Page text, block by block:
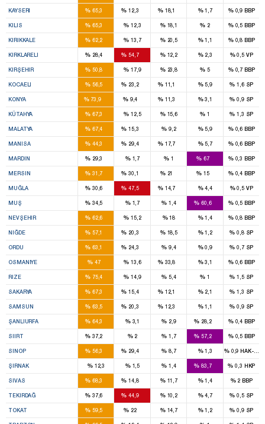
KAYSERI %65,3 % 12,3 %18,1 %1,7 %0,9BBP
KILIS %65,3 % 12,3 %18,1 % 2 %0,5BBP
KIRIKKALE %62,2 % 13,7 %20,5 %1,1 %0,8BBP
KIRKLARELI %28,4 % 54,7 %12,2 %2,3 %0,5VP
KIRŞEHIR %50,8 % 17,9 %23,8 % 5 %0,7BBP
KOCAELI %56,5 % 23,2 %11,1 %5,9 % 1,6 SP
KONYA %73,9 %9,4 %11,3 %3,1 % 0,9 SP
KÜTAHYA %67,3 % 12,5 %15,6 % 1 % 1,3 SP
MALATYA %67,4 % 15,3 % 9,2 %5,9 %0,6BBP
MANISA %44,3 % 29,4 %17,7 %5,7 %0,6BBP
MARDIN %29,3 %1,7 %1 % 67 %0,3BBP
MERSIN %31,7 % 30,1 %21 % 15 %0,4BBP
MUĞLA %30,6 % 47,5 %14,7 %4,4 %0,5VP
MUŞ %34,5 %1,7 % 1,4 % 60,6 %0,5BBP
NEVŞEHIR %62,6 % 15,2 %18 %1,4 %0,8BBP
NIĞDE %57,1 % 20,3 %18,5 %1,2 % 0,8 SP
ORDU %63,1 % 24,3 % 9,4 %0,9 % 0,7 SP
OSMANIYE %47 % 13,6 %33,8 %3,1 %0,6BBP
RIZE %75,4 % 14,9 % 5,4 % 1 % 1,5 SP
SAKARYA %67,3 % 15,4 %12,1 %2,1 % 1,3 SP
SAMSUN %63,5 % 20,3 %12,3 %1,1 % 0,9 SP
ŞANLIURFA %64,3 %3,1 % 2,9 % 28,2 %0,4BBP
SIIRT %37,2 %2 % 1,7 % 57,2 %0,5BBP
SINOP %56,3 % 29,4 % 8,7 %1,3 %0,9HAK-PAR
ŞIRNAK %12,3 %1,5 % 1,4 % 83,7 % 0,3 HKP
SIVAS %68,3 % 14,8 %11,7 %1,4 %2BBP
TEKIRDAĞ %37,6 % 44,9 %10,2 %4,7 % 0,5 SP
TOKAT %59,5 % 22 %14,7 %1,2 % 0,9 SP